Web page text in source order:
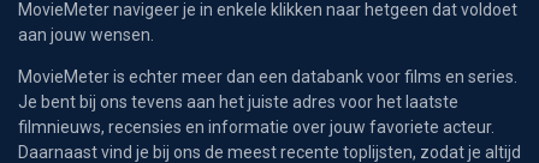
MovieMeter navigeer je in enkele klikken naar hetgeen dat voldoet
aan jouw wensen.
MovieMeter is echter meer dan een databank voor films en series.
Je bent bij ons tevens aan het juiste adres voor het laatste
filmnieuws, recensies en informatie over jouw favoriete acteur.
Daarnaast vind je bij ons de meest recente toplijsten, zodat je altijd